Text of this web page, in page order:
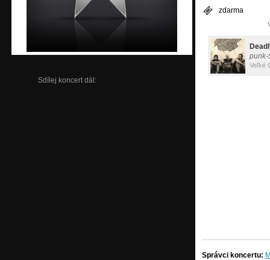
Sdílej koncert dál:
zdarma
punk-
Veľké
Správci koncertu: